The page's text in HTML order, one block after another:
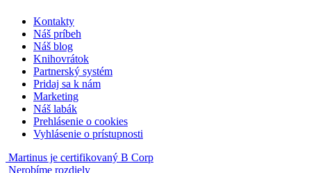
Kontakty
Náš príbeh
Náš blog
Knihovrátok
Partnerský systém
Pridaj sa k nám
Marketing
Náš labák
Prehlásenie o cookies
Vyhlásenie o prístupnosti
Martinus je certifikovaný B Corp
Nerobíme rozdiely